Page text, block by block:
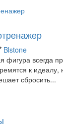
Blstone
фигура всегда
к идеалу,
сбросить...